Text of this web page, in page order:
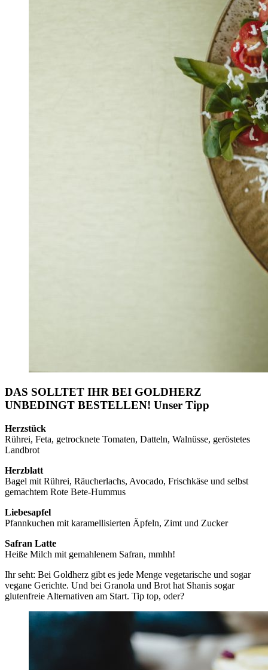
DAS SOLLTET IHR BEI GOLDHERZ
UNBEDINGT BESTELLEN! Unser Tipp
Herzstück
Rührei, Feta, getrocknete Tomaten, Datteln, Walnüsse, geröstetes
Landbrot
Herzblatt
Bagel mit Rührei, Räucherlachs, Avocado, Frischkäse und selbst
gemachtem Rote Bete-Hummus
Liebesapfel
Pfannkuchen mit karamellisierten Äpfeln, Zimt und Zucker
Safran Latte
Heiße Milch mit gemahlenem Safran, mmhh!
Ihr seht: Bei Goldherz gibt es jede Menge vegetarische und sogar
vegane Gerichte. Und bei Granola und Brot hat Shanis sogar
glutenfreie Alternativen am Start. Tip top, oder?